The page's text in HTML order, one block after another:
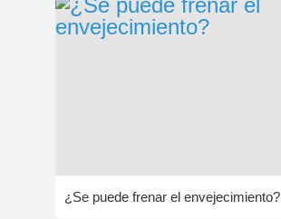
¿Se puede frenar el envejecimiento?